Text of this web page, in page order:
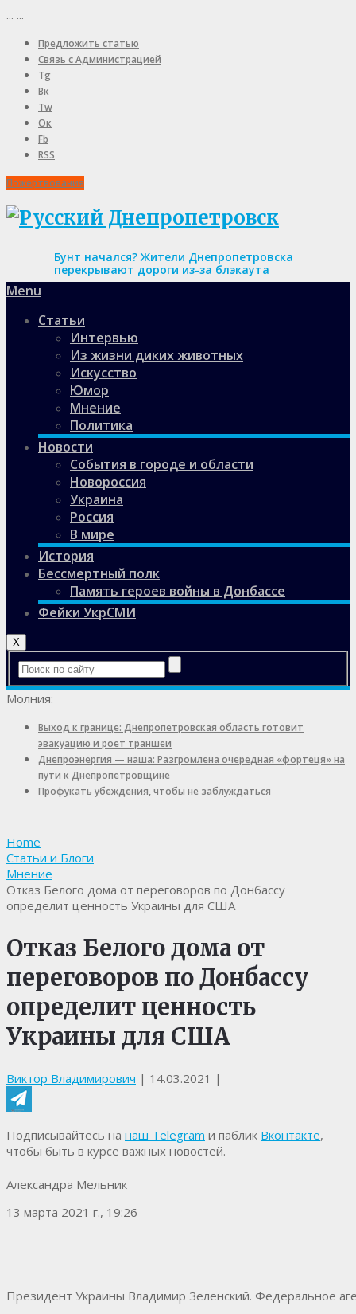
... ...
Предложить статью
Связь с Администрацией
Tg
Вк
Tw
Ок
Fb
RSS
Пожертвования
Бунт начался? Жители Днепропетровска
перекрывают дороги из-за блэкаута
Menu
Статьи
Интервью
Из жизни диких животных
Искусство
Юмор
Мнение
Политика
Новости
События в городе и области
Новороссия
Украина
Россия
В мире
История
Бессмертный полк
Память героев войны в Донбассе
Фейки УкрСМИ
X
Молния:
Выход к границе: Днепропетровская область готовит
эвакуацию и роет траншеи
Днепроэнергия — наша: Разгромлена очередная «фортеця» на
пути к Днепропетровщине
Профукать убеждения, чтобы не заблуждаться
Home
Статьи и Блоги
Мнение
Отказ Белого дома от переговоров по Донбассу
определит ценность Украины для США
Отказ Белого дома от
переговоров по Донбассу
определит ценность
Украины для США
Виктор Владимирович | 14.03.2021 |
Подписывайтесь на наш Telegram и паблик Вконтакте,
чтобы быть в курсе важных новостей.
Александра Мельник
13 марта 2021 г., 19:26
Президент Украины Владимир Зеленский. Федеральное